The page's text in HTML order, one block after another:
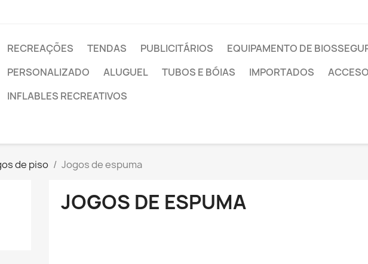
RECREAÇÕES TENDAS PUBLICITÁRIOS EQUIPAMENTO DE
PERSONALIZADO
ALUGUEL TUBOS E BÓIAS IMPORTADOS
INFLABLES RECREATIVOS
de piso Jogos de espuma
JOGOS DE ESPUMA